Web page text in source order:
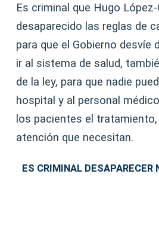
Es criminal que Hugo
desaparecido las reglas de
para que el Gobierno desvíe
ir al sistema de salud,
de la ley, para que nadie
hospital y al personal
los pacientes el
atención que necesitan.
ES CRIMINAL DESAPARECER